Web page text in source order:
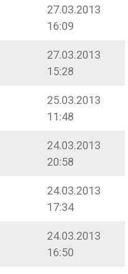
27.03.2013
16:09
27.03.2013
15:28
25.03.2013
11:48
24.03.2013
20:58
24.03.2013
17:34
24.03.2013
16:50